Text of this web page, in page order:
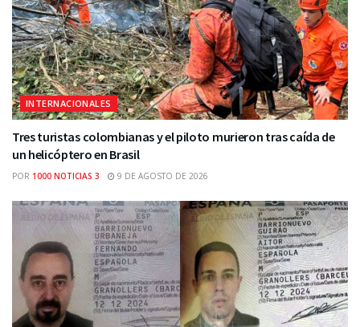
INTERNACIONALES
Tres turistas colombianas y el piloto murieron tras caída de
un helicóptero en Brasil
POR 1000 NOTICIAS 3 9 DE AGOSTO DE 2026